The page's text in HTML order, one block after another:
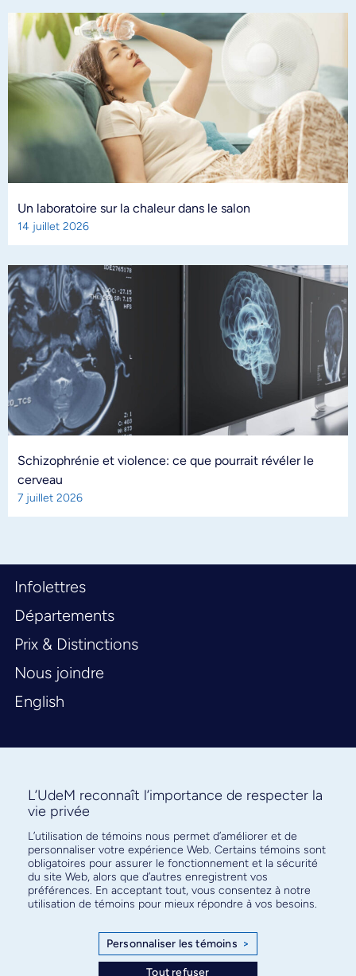
Un laboratoire sur la chaleur dans le salon
14 juillet 2026
Schizophrénie et violence: ce que pourrait révéler le
cerveau
7 juillet 2026
Infolettres
Départements
Prix & Distinctions
Nous joindre
English
Abonnez-vous à notre infolettre
pour connaître l’actualité facultaire
L’UdeM reconnaît l’importance de respecter la
vie privée
L’utilisation de témoins nous permet d’améliorer et de
personnaliser votre expérience Web. Certains témoins sont
obligatoires pour assurer le fonctionnement et la sécurité
du site Web, alors que d’autres enregistrent vos
préférences. En acceptant tout, vous consentez à notre
utilisation de témoins pour mieux répondre à vos besoins.
Personnaliser les témoins >
Tout refuser